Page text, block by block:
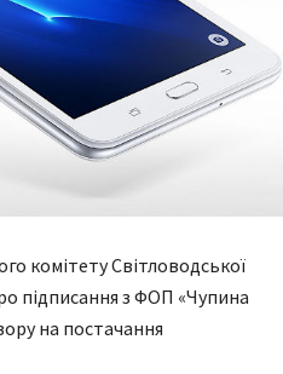
комітету Світловодської
підписання з ФОП «Чупина
на постачання